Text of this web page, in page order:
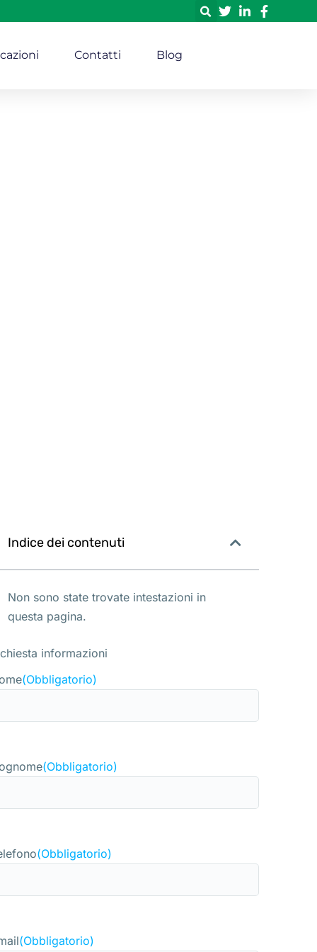
Contatti Blog
Indice dei contenuti
Non sono state trovate intestazioni in
questa pagina.
informazioni
(Obbligatorio)
(Obbligatorio)
(Obbligatorio)
(Obbligatorio)